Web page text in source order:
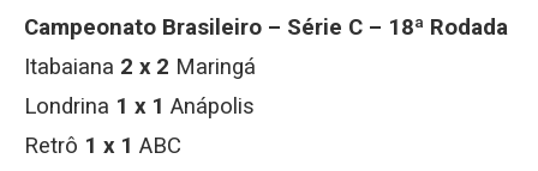
Campeonato Brasileiro – Série C – 18ª Rodada
Itabaiana 2 x 2 Maringá
Londrina 1 x 1 Anápolis
Retrô 1 x 1 ABC